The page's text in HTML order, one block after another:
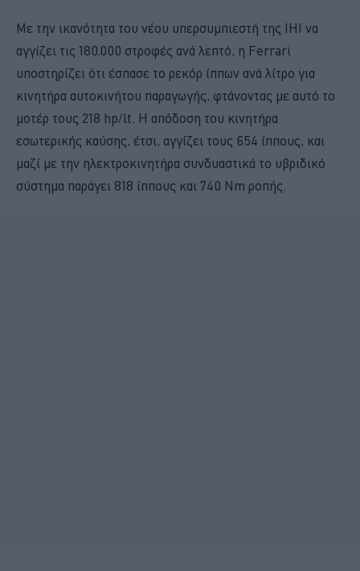
Με την ικανότητα του νέου υπερσυμπιεστή της IHI να
αγγίζει τις 180.000 στροφές ανά λεπτό, η Ferrari
υποστηρίζει ότι έσπασε το ρεκόρ ίππων ανά λίτρο για
κινητήρα αυτοκινήτου παραγωγής, φτάνοντας με αυτό το
μοτέρ τους 218 hp/lt. Η απόδοση του κινητήρα
εσωτερικής καύσης, έτσι, αγγίζει τους 654 ίππους, και
μαζί με την ηλεκτροκινητήρα συνδυαστικά το υβριδικό
σύστημα παράγει 818 ίππους και 740 Nm ροπής.